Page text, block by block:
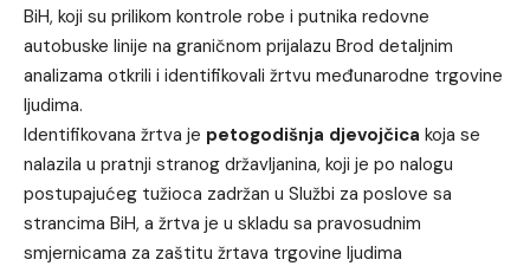
BiH, koji su prilikom kontrole robe i putnika redovne
autobuske linije na graničnom prijalazu Brod detaljnim
analizama otkrili i identifikovali žrtvu međunarodne trgovine
ljudima.
Identifikovana žrtva je petogodišnja djevojčica koja se
nalazila u pratnji stranog državljanina, koji je po nalogu
postupajućeg tužioca zadržan u Službi za poslove sa
strancima BiH, a žrtva je u skladu sa pravosudnim
smjernicama za zaštitu žrtava trgovine ljudima